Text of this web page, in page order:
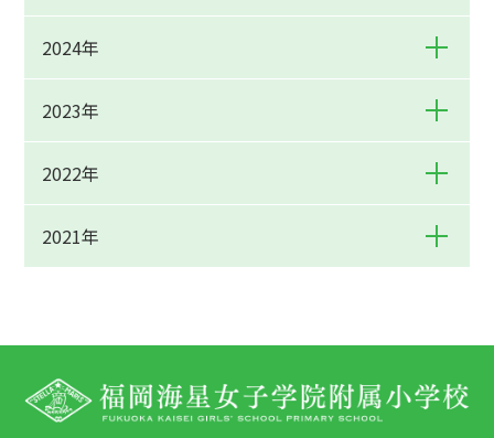
2024年
2023年
2022年
2021年